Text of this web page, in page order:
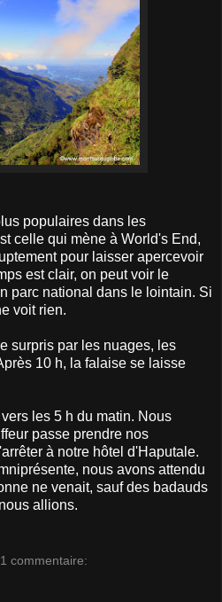
populaires dans les
celle qui mène à World's End,
pour laisser apercevoir
est clair, on peut voir le
parc national dans le lointain. Si
voit rien.
surpris par les nuages, les
10 h, la falaise se laisse
les 5 h du matin. Nous
passe prendre nos
à notre hôtel d'Haputale.
nous avons attendu
ne venait, sauf des badauds
allions.
1 commentaire: